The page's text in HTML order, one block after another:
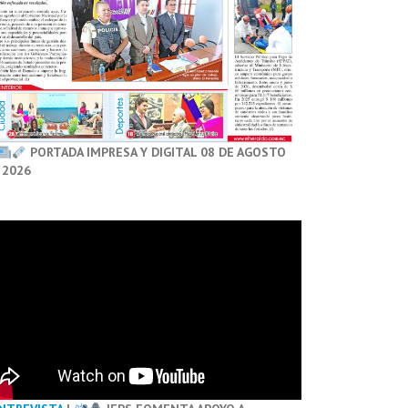
PORTADA IMPRESA Y DIGITAL 08 DE AGOSTO
2026